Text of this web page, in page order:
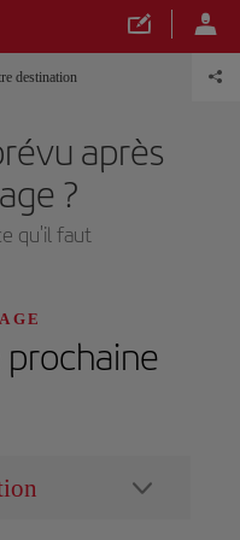
destination
après
?
qu'il faut